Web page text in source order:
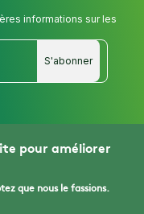
informations sur les
S'abonner
pour améliorer
que nous le fassions.